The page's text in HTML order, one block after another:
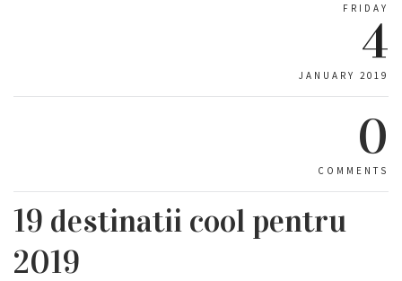
FRIDAY
4
JANUARY 2019
0
COMMENTS
19 destinatii cool pentru
2019